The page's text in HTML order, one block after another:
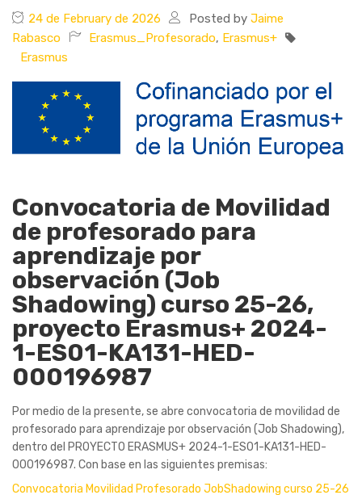
24 de February de 2026 Posted by Jaime
Rabasco
Erasmus_Profesorado, Erasmus+
Erasmus
Convocatoria de Movilidad
de profesorado para
aprendizaje por
observación (Job
Shadowing) curso 25-26,
proyecto Erasmus+ 2024-
1-ES01-KA131-HED-
000196987
Por medio de la presente, se abre convocatoria de movilidad de
profesorado para aprendizaje por observación (Job Shadowing),
dentro del PROYECTO ERASMUS+ 2024-1-ES01-KA131-HED-
000196987. Con base en las siguientes premisas:
Convocatoria Movilidad Profesorado JobShadowing curso 25-26